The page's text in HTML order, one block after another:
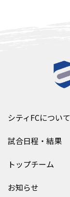
シティFCについて
試合日程・結果
トップチーム
お知らせ